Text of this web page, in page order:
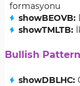
formasyonu
showBEOVB:
showTMLTB:
Bullish
showDBLHC: